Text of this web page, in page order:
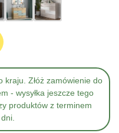
kraju. Złóż zamówienie do
- wysyłka jeszcze tego
produktów z terminem